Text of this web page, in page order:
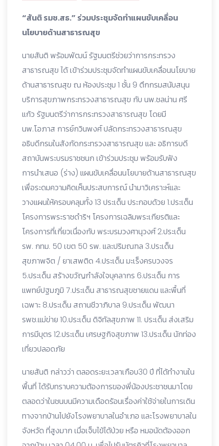
“สันติ รมช.สธ.” ร่วมประชุมจัดทำแผนขับเคลื่อน
นโยบายด้านสาธารณสุข
นายสันติ พร้อมพัฒน์ รัฐมนตรีช่วยว่าการกระทรวง
สาธารณสุข ได้ เข้าร่วมประชุมจัดทำแผนขับเคลื่อนนโยบาย
ด้านสาธารณสุข ณ ห้องประชุม 1 ชั้น 9 ตึกกรมสนับสนุน
บริการสุขภาพกระทรวงสาธารณสุข กับ นพ.ชลน่าน ศรี
แก้ว รัฐมนตรีว่าการกระทรวงสาธารณสุข โดยมี
นพ.โอภาส การย์กวินพงศ์ ปลัดกระทรวงสาธารณสุข
อธิบดีกรมในสังกัดกระทรวงสาธารณสุข และ อธิการบดี
สถาบันพระบรมราชชนก เข้าร่วมประชุม พร้อมรับฟัง
การนำเสนอ (ร่าง) แผนขับเคลื่อนนโยบายด้านสาธารณสุข
เพื่อระดมความคิดเห็นประสบการณ์ นำมาวิเคราะห์และ
วางแผนให้ครอบคลุมทั้ง 13 ประเด็น ประกอบด้วย 1.ประเด็น
โครงการพระราชดำริฯ โครงการเฉลิมพระเกียรติและ
โครงการที่เกี่ยวเนื่องกับ พระบรมวงศานุวงศ์ 2.ประเด็น
รพ. กทม. 50 เขต 50 รพ. และปริมณฑล 3.ประเด็น
สุขภาพจิต / ยาเสพติด 4.ประเด็น มะเร็งครบวงจร
5.ประเด็น สร้างขวัญกำลังใจบุคลากร 6.ประเด็น การ
แพทย์ปฐมภูมิ 7.ประเด็น สาธารณสุขชายแดน และพื้นที่
เฉพาะ 8.ประเด็น สถานชีวาภิบาล 9.ประเด็น พัฒนา
รพช.แม่ข่าย 10.ประเด็น ดิจิทัลสุขภาพ 11. ประเด็น ส่งเสริม
การมีบุตร 12.ประเด็น เศรษฐกิจสุขภาพ 13.ประเด็น นักท่อง
เที่ยวปลอดภัย
นายสันติ กล่าวว่า ตลอดระยะเวลาเกือบ30 ปี ที่ได้ทำงานใน
พื้นที่ ได้รับทราบความต้องการของพี่น้องประชาชนมาโดย
ตลอดว่าในชนบนมีความเดือดร้อนเรื่องค่าใช้จ่ายในการเดิน
ทางจากบ้านไปยังโรงพยาบาลในอำเภอ และโรงพยาบาลใน
จังหวัด ที่สูงมาก เมื่อเจ็บไข้ได้ป่วย หรือ หมอนัดต้องออก